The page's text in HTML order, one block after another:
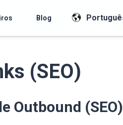
Blog
(SEO)
Outbound